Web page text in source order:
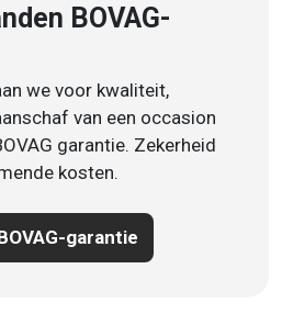
BOVAG-
we voor kwaliteit,
van een occasion
garantie. Zekerheid
kosten.
garantie